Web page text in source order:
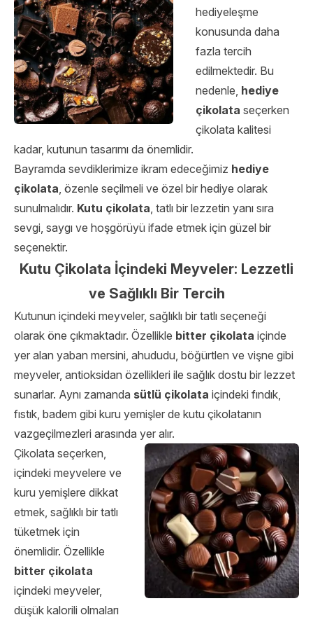
hediyeleşme
konusunda daha
fazla tercih
edilmektedir. Bu
nedenle, hediye
çikolata seçerken
çikolata kalitesi
kadar, kutunun tasarımı da önemlidir.
Bayramda sevdiklerimize ikram edeceğimiz hediye
çikolata, özenle seçilmeli ve özel bir hediye olarak
sunulmalıdır. Kutu çikolata, tatlı bir lezzetin yanı sıra
sevgi, saygı ve hoşgörüyü ifade etmek için güzel bir
seçenektir.
Kutu Çikolata İçindeki Meyveler: Lezzetli
ve Sağlıklı Bir Tercih
Kutunun içindeki meyveler, sağlıklı bir tatlı seçeneği
olarak öne çıkmaktadır. Özellikle bitter çikolata içinde
yer alan yaban mersini, ahududu, böğürtlen ve vişne gibi
meyveler, antioksidan özellikleri ile sağlık dostu bir lezzet
sunarlar. Aynı zamanda sütlü çikolata içindeki fındık,
fıstık, badem gibi kuru yemişler de kutu çikolatanın
vazgeçilmezleri arasında yer alır.
Çikolata seçerken,
içindeki meyvelere ve
kuru yemişlere dikkat
etmek, sağlıklı bir tatlı
tüketmek için
önemlidir. Özellikle
bitter çikolata
içindeki meyveler,
düşük kalorili olmaları